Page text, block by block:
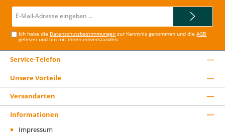
Mail-
Ich habe die Datenschutzbestimmungen zur Kenntnis genommen und dieAGB
gelesen und bin mit ihnen einverstanden.
Service-Telefon
Unsere Vorteile
Versandarten
Informationen
Impressum